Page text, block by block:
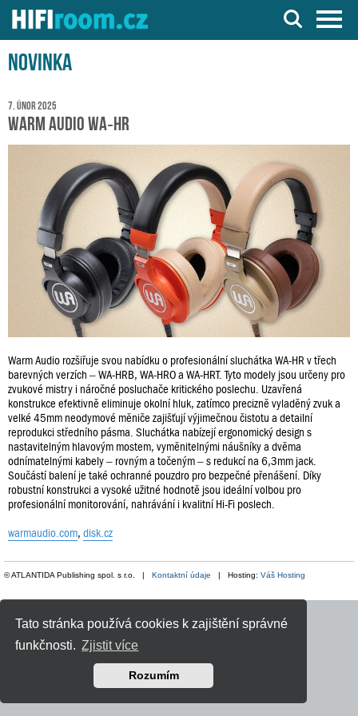
Tato stránka používá cookies k zajištění správné
funkčnosti. Zjistit více
Rozumím
Server o Hi-Fi a AV technice
Novinka
7. únor 2025
Warm Audio WA‑HR
Warm Audio rozšiřuje svou nabídku o profesionální sluchátka WA-HR v třech
barevných verzích – WA-HRB, WA-HRO a WA-HRT. Tyto modely jsou určeny pro
zvukové mistry i náročné posluchače kritického poslechu. Uzavřená
konstrukce efektivně eliminuje okolní hluk, zatímco precizně vyladěný zvuk a
velké 45mm neodymové měniče zajišťují výjimečnou čistotu a detailní
reprodukci středního pásma. Sluchátka nabízejí ergonomický design s
nastavitelným hlavovým mostem, vyměnitelnými náušníky a dvěma
odnímatelnými kabely – rovným a točeným – s redukcí na 6,3mm jack.
Součástí balení je také ochranné pouzdro pro bezpečné přenášení. Díky
robustní konstrukci a vysoké užitné hodnotě jsou ideální volbou pro
profesionální monitorování, nahrávání i kvalitní Hi-Fi poslech.
warmaudio.com, disk.cz
© ATLANTIDA Publishing spol. s r.o. | Kontaktní údaje | Hosting: Váš Hosting